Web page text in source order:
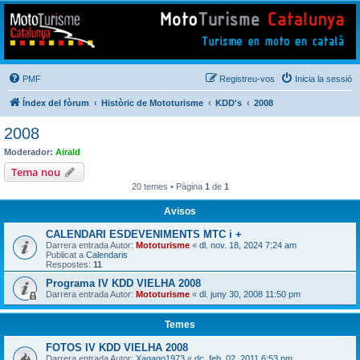
Mototurisme
Turisme en moto en català
PMF Inicia la sessió
Registreu-vos
Índex del fòrum Històric de Mototurisme KDD's 2008
2008
Moderador: Airald
Tema nou
20 temes • Pàgina 1 de 1
Avisos
CALENDARI ESDEVENIMENTS MTC i +
Darrera entrada Autor: Mototurisme « dl. nov. 18, 2024 7:24 am
Publicat a Calendaris
Respostes: 11
Programa IV KDD VIELHA 2008
Darrera entrada Autor: Mototurisme « dl. juny 30, 2008 11:50 pm
Temes
FOTOS IV KDD VIELHA 2008